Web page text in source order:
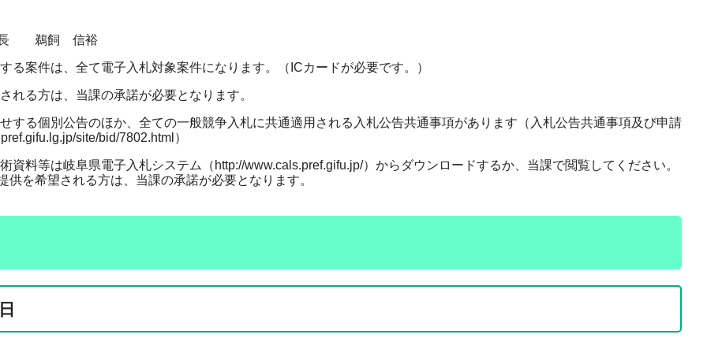
長 鵜飼 信裕
る案件は、全て電子入札対象案件になります。（ICカードが必要です。）
れる方は、当課の承諾が必要となります。
する個別公告のほか、全ての一般競争入札に共通適用される入札公告共通事項があります（入札公告共通事項及び申請
site/bid/7802.html）
資料等は岐阜県電子入札システム（http://www.cals.pref.gifu.jp/）からダウンロードするか、当課で閲覧してください。
供を希望される方は、当課の承諾が必要となります。